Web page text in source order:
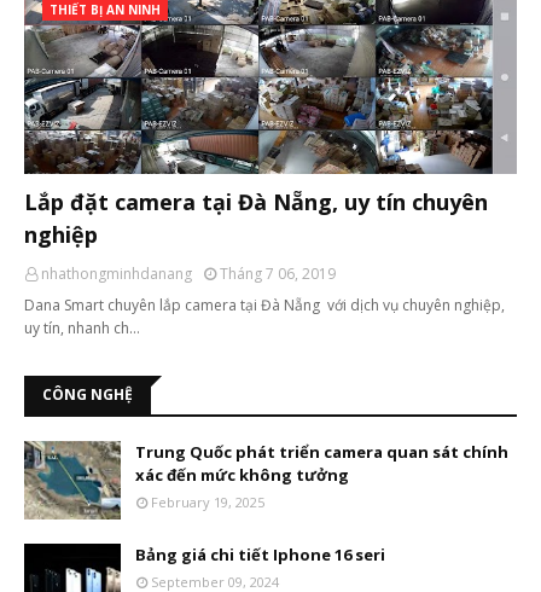
THIẾT BỊ AN NINH
Lắp đặt camera tại Đà Nẵng, uy tín chuyên
nghiệp
nhathongminhdanang
Tháng 7 06, 2019
Dana Smart chuyên lắp camera tại Đà Nẵng với dịch vụ chuyên nghiệp,
uy tín, nhanh ch…
CÔNG NGHỆ
Trung Quốc phát triển camera quan sát chính
xác đến mức không tưởng
February 19, 2025
Bảng giá chi tiết Iphone 16 seri
September 09, 2024